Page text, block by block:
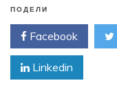
ПОДЕЛИ
Facebook
Linkedin